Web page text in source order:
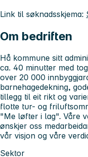
Link til søknadsskjema:
Om bedriften
Hå kommune sitt
ca. 40 minutter med
over 20 000
barnehagedekning,
tillegg til eit rikt og
flotte tur- og
"Me løfter i lag". Våre
ønskjer oss
vår visjon og våre
Sektor